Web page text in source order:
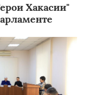
Хакасии"